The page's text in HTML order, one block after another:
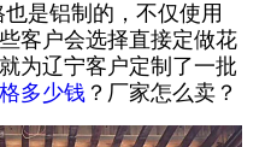
是铝制的，不仅使用
客户会选择直接定做花
为辽宁客户定制了一批
多少钱？厂家怎么卖？